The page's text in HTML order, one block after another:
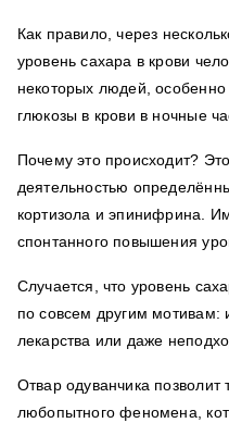
Как правило, через
уровень сахара в крови
некоторых людей, особенно
глюкозы в крови в ночные
Почему это происходит?
деятельностью
кортизола и эпинифрина.
спонтанного повышения
Случается, что уровень
по совсем другим мотивам:
лекарства или даже
Отвар одуванчика позволит
любопытного феномена,